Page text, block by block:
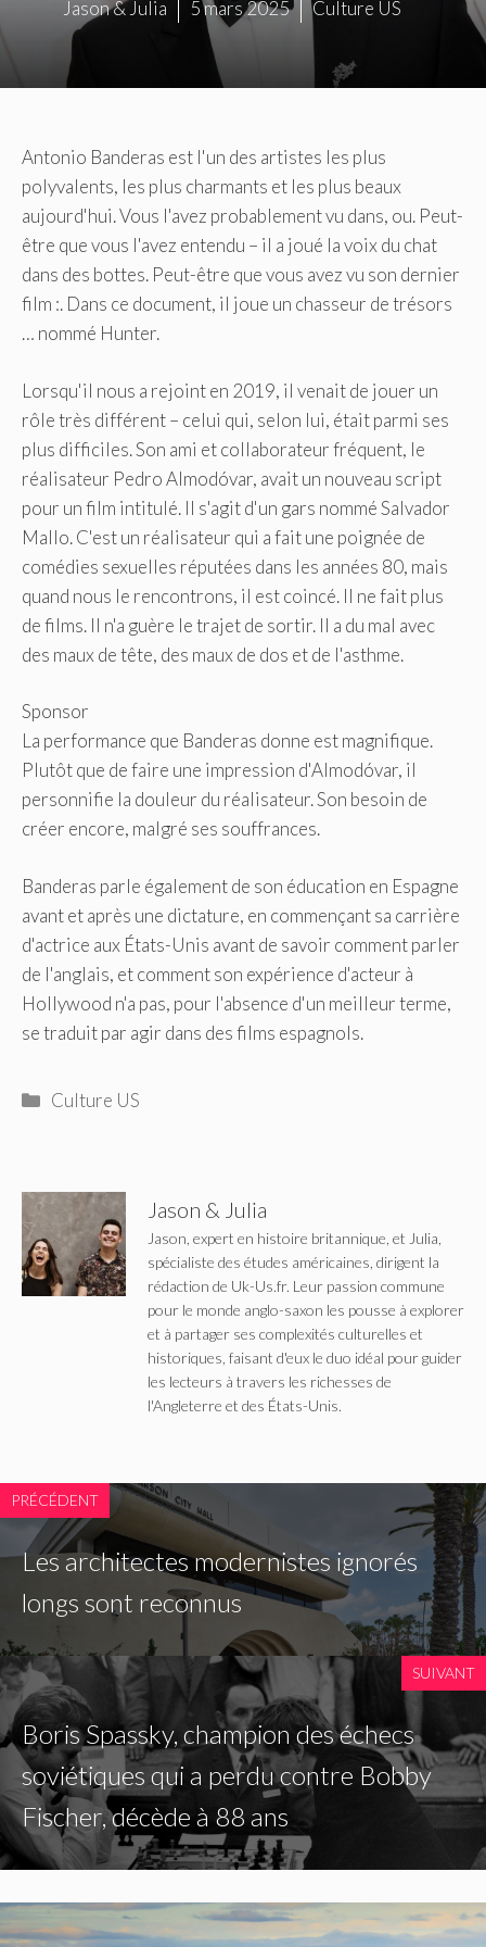
Jason & Julia 5 mars 2025 Culture US
Antonio Banderas est l'un des artistes les plus
polyvalents, les plus charmants et les plus beaux
aujourd'hui. Vous l'avez probablement vu dans, ou. Peut-
être que vous l'avez entendu – il a joué la voix du chat
dans des bottes. Peut-être que vous avez vu son dernier
film :. Dans ce document, il joue un chasseur de trésors
… nommé Hunter.
Lorsqu'il nous a rejoint en 2019, il venait de jouer un
rôle très différent – celui qui, selon lui, était parmi ses
plus difficiles. Son ami et collaborateur fréquent, le
réalisateur Pedro Almodóvar, avait un nouveau script
pour un film intitulé. Il s'agit d'un gars nommé Salvador
Mallo. C'est un réalisateur qui a fait une poignée de
comédies sexuelles réputées dans les années 80, mais
quand nous le rencontrons, il est coincé. Il ne fait plus
de films. Il n'a guère le trajet de sortir. Il a du mal avec
des maux de tête, des maux de dos et de l'asthme.
Sponsor
La performance que Banderas donne est magnifique.
Plutôt que de faire une impression d'Almodóvar, il
personnifie la douleur du réalisateur. Son besoin de
créer encore, malgré ses souffrances.
Banderas parle également de son éducation en Espagne
avant et après une dictature, en commençant sa carrière
d'actrice aux États-Unis avant de savoir comment parler
de l'anglais, et comment son expérience d'acteur à
Hollywood n'a pas, pour l'absence d'un meilleur terme,
se traduit par agir dans des films espagnols.
Catégories
Culture US
Jason & Julia
Jason, expert en histoire britannique, et Julia,
spécialiste des études américaines, dirigent la
rédaction de Uk-Us.fr. Leur passion commune
pour le monde anglo-saxon les pousse à explorer
et à partager ses complexités culturelles et
historiques, faisant d'eux le duo idéal pour guider
les lecteurs à travers les richesses de
l'Angleterre et des États-Unis.
PRÉCÉDENT
Les architectes modernistes ignorés
longs sont reconnus
SUIVANT
Boris Spassky, champion des échecs
soviétiques qui a perdu contre Bobby
Fischer, décède à 88 ans